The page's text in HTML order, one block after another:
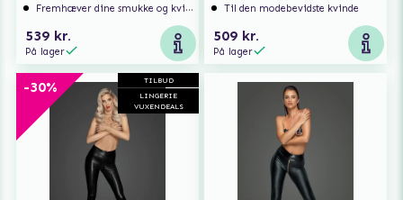
Fremhæver dine smukke og kvindelige former
539 kr.
På lager
Til den modebevidste kvinde
509 kr.
På lager
TILBUD
LINGERIE
VUXENDEALS
-30%